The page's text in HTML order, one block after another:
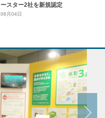
ースター2社を新規認定
08月04日